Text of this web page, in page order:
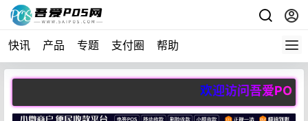
快讯 产品 专题 支付圈 帮助
欢迎访问吾爱POS网